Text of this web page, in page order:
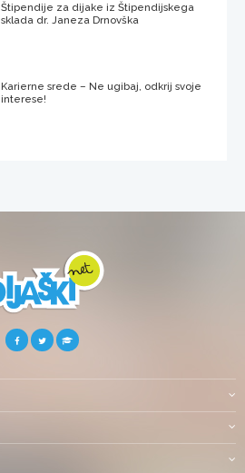
Štipendije za dijake iz Štipendijskega
sklada dr. Janeza Drnovška
Karierne srede – Ne ugibaj, odkrij svoje
interese!